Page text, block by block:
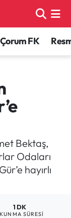
Çorum FK
Bektaş,
Odaları
hayırlı
1 DK
SÜRESI